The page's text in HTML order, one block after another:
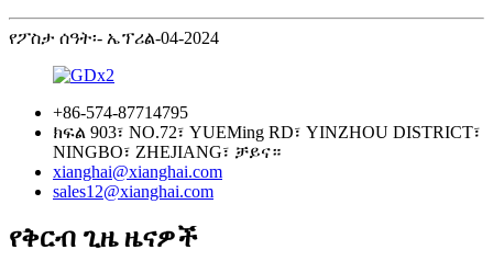
የፖስታ ሰዓት፡- ኤፕሪል-04-2024
+86-574-87714795
ክፍል 903፣ NO.72፣ YUEMing RD፣ YINZHOU DISTRICT፣
NINGBO፣ ZHEJIANG፣ ቻይና።
xianghai@xianghai.com
sales12@xianghai.com
የቅርብ ጊዜ ዜናዎች